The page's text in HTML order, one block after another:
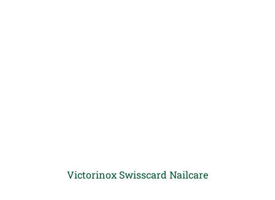
Victorinox Swisscard Nailcare